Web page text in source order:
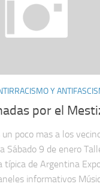
Y
por el
poco mas a los
Sábado 9 de enero
típica de Argentina
informativos